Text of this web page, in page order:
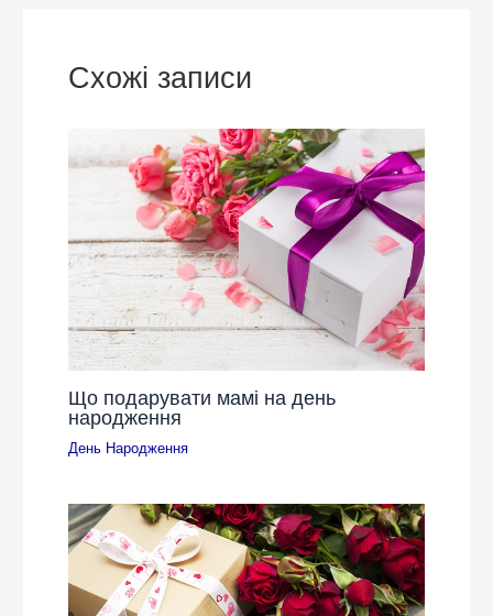
Схожі записи
Що подарувати мамі на день
народження
День Народження